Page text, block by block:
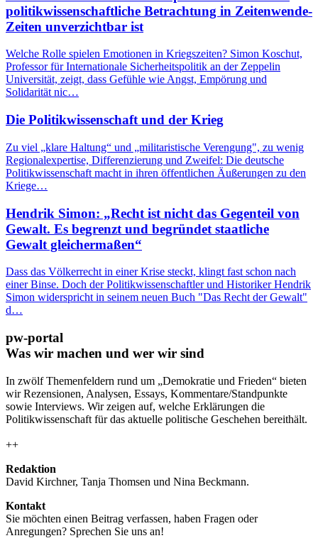
politikwissenschaftliche Betrachtung in Zeitenwende-
Zeiten unverzichtbar ist
Welche Rolle spielen Emotionen in Kriegszeiten? Simon Koschut,
Professor für Internationale Sicherheitspolitik an der Zeppelin
Universität, zeigt, dass Gefühle wie Angst, Empörung und
Solidarität nic…
Die Politikwissenschaft und der Krieg
Zu viel „klare Haltung“ und „militaristische Verengung", zu wenig
Regionalexpertise, Differenzierung und Zweifel: Die deutsche
Politikwissenschaft macht in ihren öffentlichen Äußerungen zu den
Kriege…
Hendrik Simon: „Recht ist nicht das Gegenteil von
Gewalt. Es begrenzt und begründet staatliche
Gewalt gleichermaßen“
Dass das Völkerrecht in einer Krise steckt, klingt fast schon nach
einer Binse. Doch der Politikwissenschaftler und Historiker Hendrik
Simon widerspricht in seinem neuen Buch "Das Recht der Gewalt"
d…
pw-portal
Was wir machen und wer wir sind
In zwölf Themenfeldern rund um „Demokratie und Frieden“ bieten
wir Rezensionen, Analysen, Essays, Kommentare/Standpunkte
sowie Interviews. Wir zeigen auf, welche Erklärungen die
Politikwissenschaft für das aktuelle politische Geschehen bereithält.
++
Redaktion
David Kirchner, Tanja Thomsen und Nina Beckmann.
Kontakt
Sie möchten einen Beitrag verfassen, haben Fragen oder
Anregungen? Sprechen Sie uns an!